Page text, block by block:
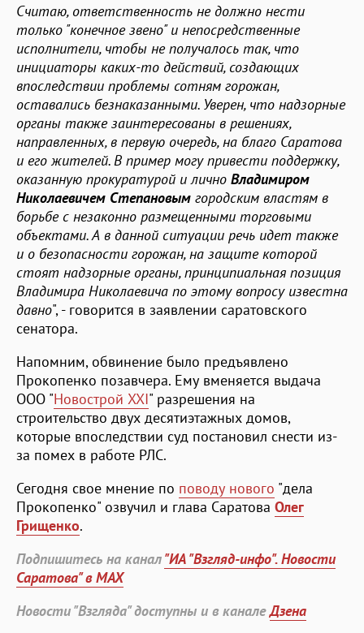
Считаю, ответственность не должно нести
только "конечное звено" и непосредственные
исполнители, чтобы не получалось так, что
инициаторы каких-то действий, создающих
впоследствии проблемы сотням горожан,
оставались безнаказанными. Уверен, что надзорные
органы также заинтересованы в решениях,
направленных, в первую очередь, на благо Саратова
и его жителей. В пример могу привести поддержку,
оказанную прокуратурой и лично Владимиром
Николаевичем Степановым городским властям в
борьбе с незаконно размещенными торговыми
объектами. А в данной ситуации речь идет также
и о безопасности горожан, на защите которой
стоят надзорные органы, принципиальная позиция
Владимира Николаевича по этому вопросу известна
давно", - говорится в заявлении саратовского
сенатора.
Напомним, обвинение было предъявлено
Прокопенко позавчера. Ему вменяется выдача
ООО "Новострой XXI" разрешения на
строительство двух десятиэтажных домов,
которые впоследствии суд постановил снести из-
за помех в работе РЛС.
Сегодня свое мнение по поводу нового "дела
Прокопенко" озвучил и глава Саратова Олег
Грищенко.
Подпишитесь на канал"ИА "Взгляд-инфо". Новости
Саратова" в MAX
Новости "Взгляда" доступны и в каналеДзена